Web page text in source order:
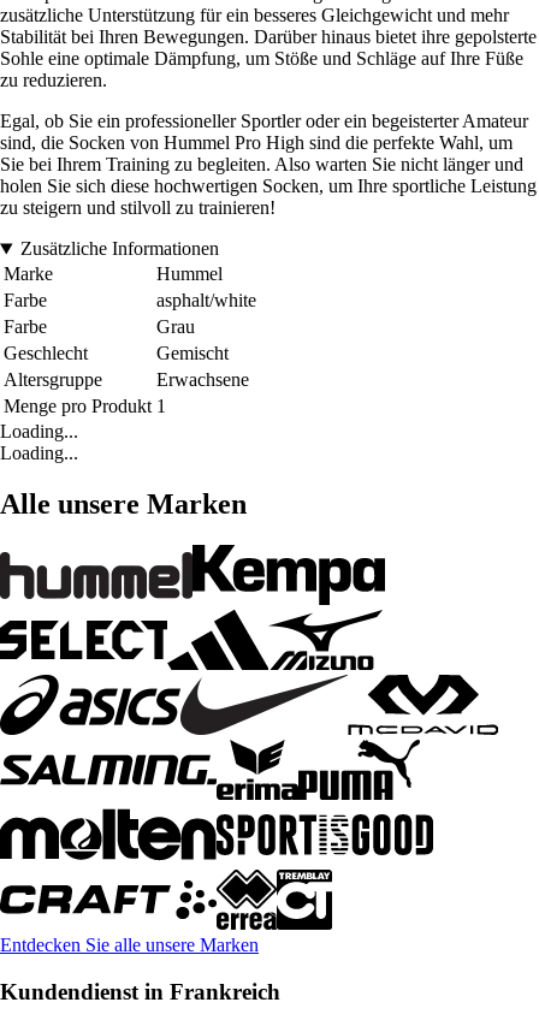
zusätzliche Unterstützung für ein besseres Gleichgewicht und mehr
Stabilität bei Ihren Bewegungen. Darüber hinaus bietet ihre gepolsterte
Sohle eine optimale Dämpfung, um Stöße und Schläge auf Ihre Füße
zu reduzieren.
Egal, ob Sie ein professioneller Sportler oder ein begeisterter Amateur
sind, die Socken von Hummel Pro High sind die perfekte Wahl, um
Sie bei Ihrem Training zu begleiten. Also warten Sie nicht länger und
holen Sie sich diese hochwertigen Socken, um Ihre sportliche Leistung
zu steigern und stilvoll zu trainieren!
Zusätzliche Informationen
Marke
Hummel
Farbe
asphalt/white
Farbe
Grau
Geschlecht
Gemischt
Altersgruppe
Erwachsene
Menge pro Produkt 1
Loading...
Loading...
Alle unsere Marken
Entdecken Sie alle unsere Marken
Kundendienst in Frankreich